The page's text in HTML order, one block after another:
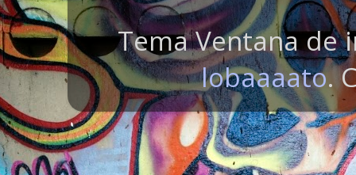
Tema Ventana de
lobaaaato.